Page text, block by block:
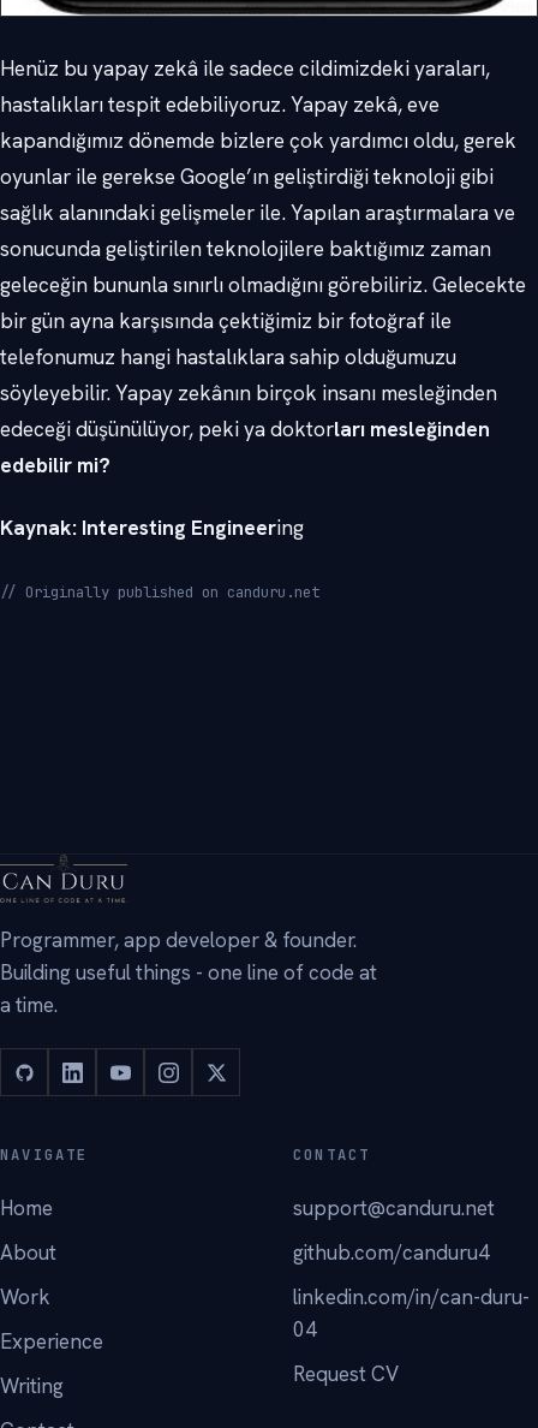
Henüz bu yapay zekâ ile sadece cildimizdeki yaraları,
hastalıkları tespit edebiliyoruz. Yapay zekâ, eve
kapandığımız dönemde bizlere çok yardımcı oldu, gerek
oyunlar ile gerekse Google’ın geliştirdiği teknoloji gibi
sağlık alanındaki gelişmeler ile. Yapılan araştırmalara ve
sonucunda geliştirilen teknolojilere baktığımız zaman
geleceğin bununla sınırlı olmadığını görebiliriz. Gelecekte
bir gün ayna karşısında çektiğimiz bir fotoğraf ile
telefonumuz hangi hastalıklara sahip olduğumuzu
söyleyebilir. Yapay zekânın birçok insanı mesleğinden
edeceği düşünülüyor, peki ya doktorları mesleğinden
edebilir mi?
Kaynak: Interesting Engineering
// Originally published on canduru.net
Programmer, app developer & founder.
Building useful things - one line of code at
a time.
NAVIGATE
Home
About
Work
Experience
Writing
CONTACT
support@canduru.net
github.com/canduru4
linkedin.com/in/can-duru-
04
Request CV